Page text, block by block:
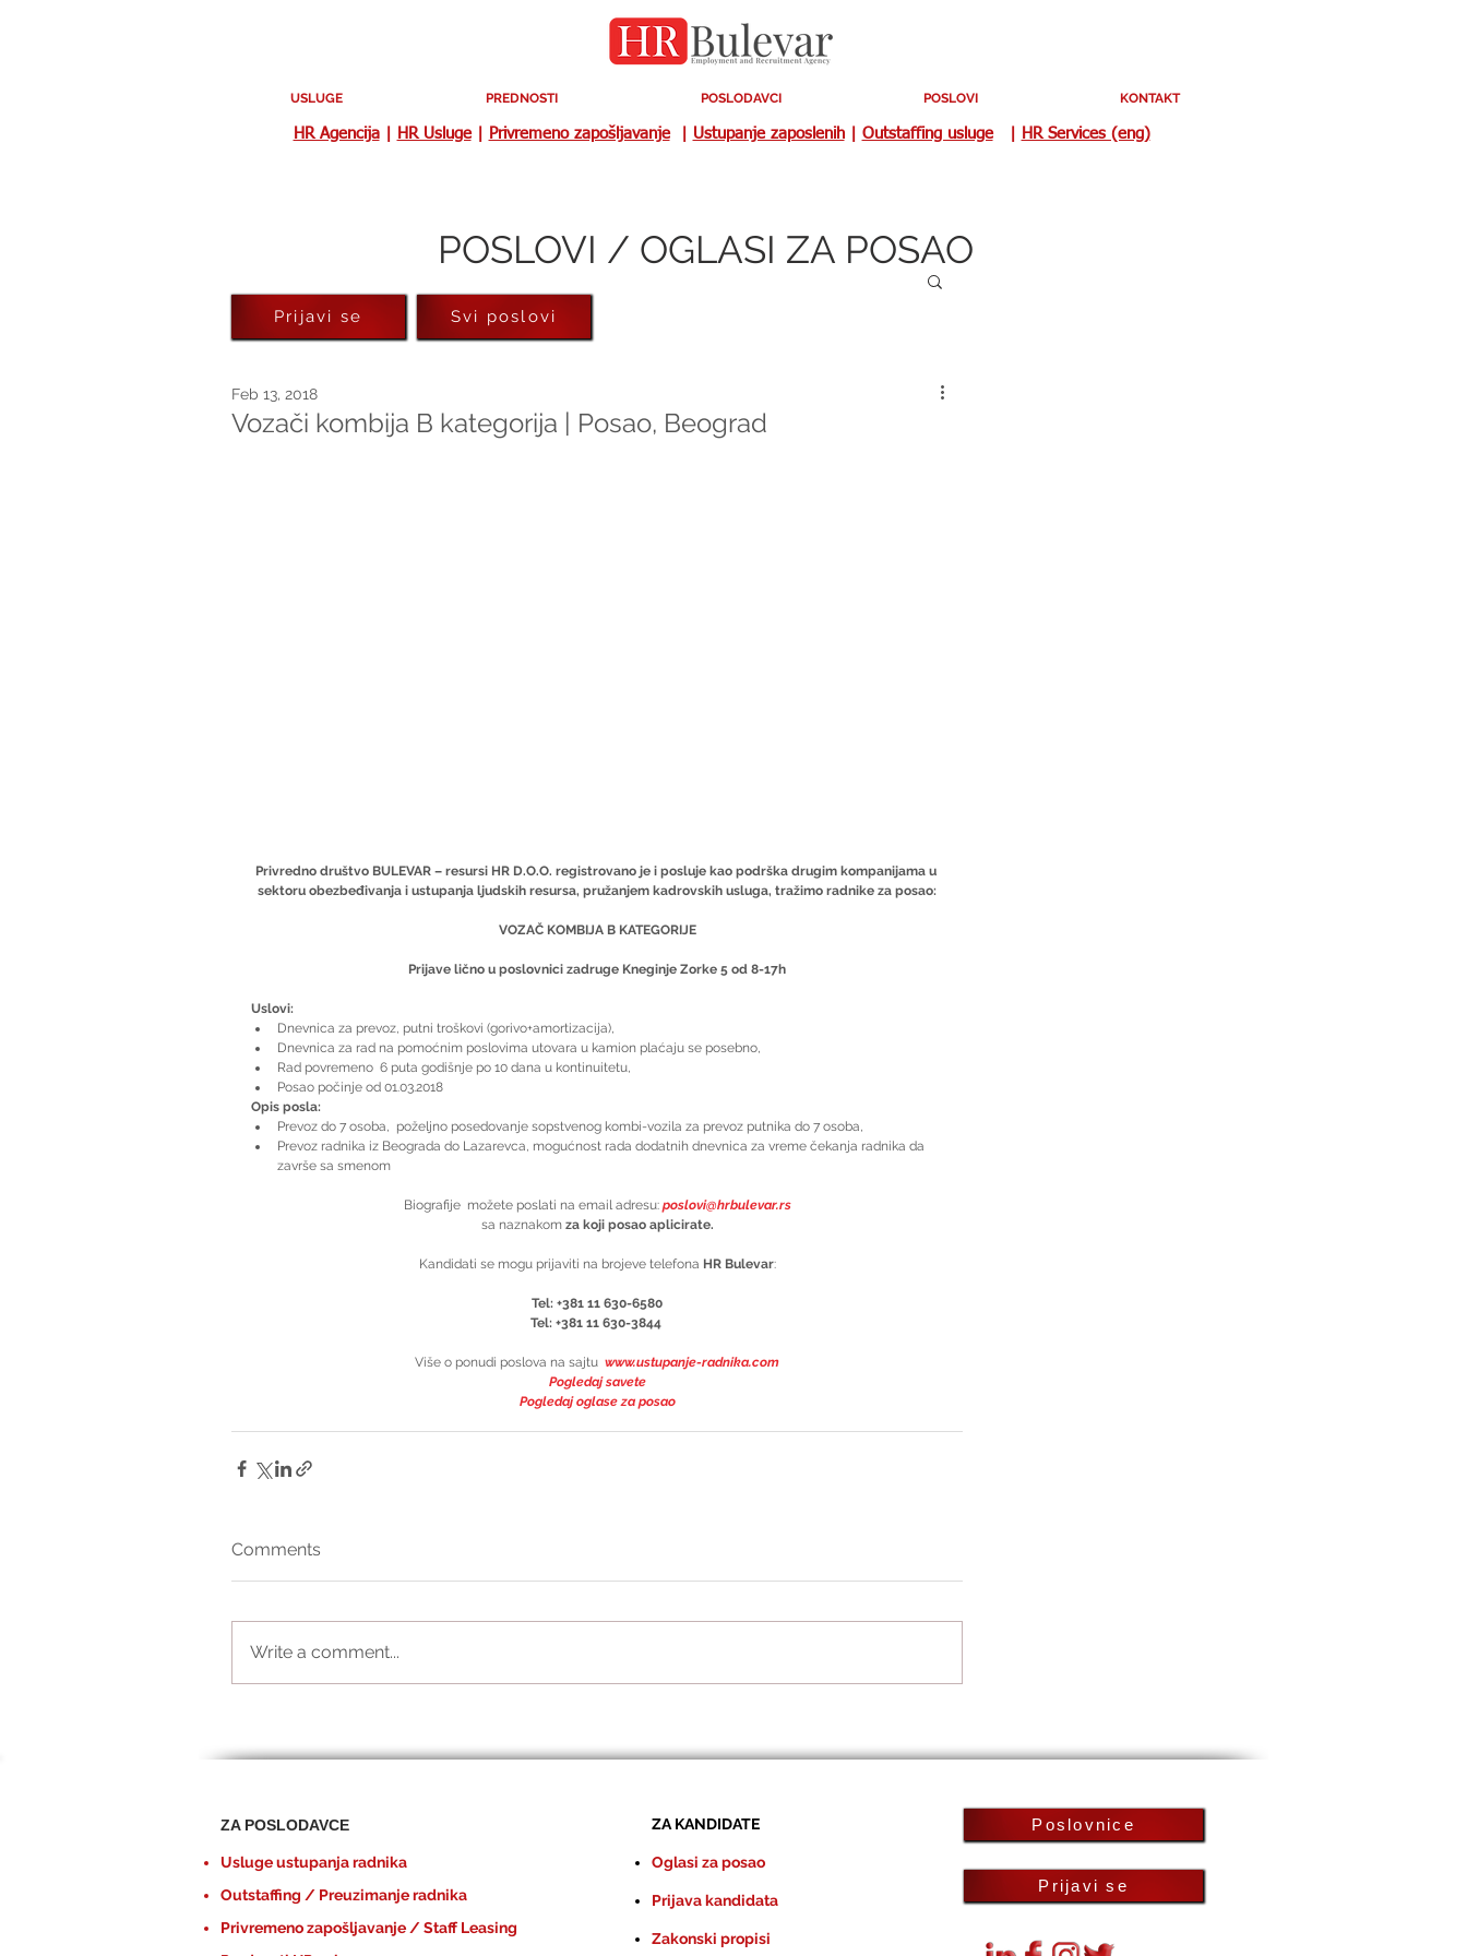
USLUGE PREDNOSTI POSLODAVCI POSLOVI KONTAKT
HR Agencija| HR Usluge| Privremeno zapošljavanje| Ustupanje zaposlenih| Outstaffing usluge| HR Services (eng)
POSLOVI / OGLASI ZA POSAO
Vozači kombija B kategorija | Posao, Beograd
Feb 13, 2018
Privredno društvo BULEVAR – resursi HR D.O.O. registrovano je i posluje kao podrška drugim kompanijama u
sektoru obezbeđivanja i ustupanja ljudskih resursa, pružanjem kadrovskih usluga, tražimo radnike za posao:
VOZAČ KOMBIJA B KATEGORIJE
Prijave lično u poslovnici zadruge Kneginje Zorke 5 od 8-17h
Uslovi:
Dnevnica za prevoz, putni troškovi (gorivo+amortizacija),
Dnevnica za rad na pomoćnim poslovima utovara u kamion plaćaju se posebno,
Rad povremeno  6 puta godišnje po 10 dana u kontinuitetu,
Posao počinje od 01.03.2018
Opis posla:
Prevoz do 7 osoba,  poželjno posedovanje sopstvenog kombi-vozila za prevoz putnika do 7 osoba,
Prevoz radnika iz Beograda do Lazarevca, mogućnost rada dodatnih dnevnica za vreme čekanja radnika da
završe sa smenom
Biografije  možete poslati na email adresu: poslovi@hrbulevar.rs
sa naznakom za koji posao aplicirate.
Kandidati se mogu prijaviti na brojeve telefona HR Bulevar:
Tel: +381 11 630-6580
Tel: +381 11 630-3844
Više o ponudi poslova na sajtu www.ustupanje-radnika.com
Pogledaj savete
Pogledaj oglase za posao
Comments
Write a comment...
Prijavi se Svi poslovi
ZA POSLODAVCE
Usluge ustupanja radnika
Outstaffing / Preuzimanje radnika
Privremeno zapošljavanje / Staff Leasing
ZA KANDIDATE
Oglasi za posao
Prijava kandidata
Zakonski propisi
Poslovnice
Prijavi se